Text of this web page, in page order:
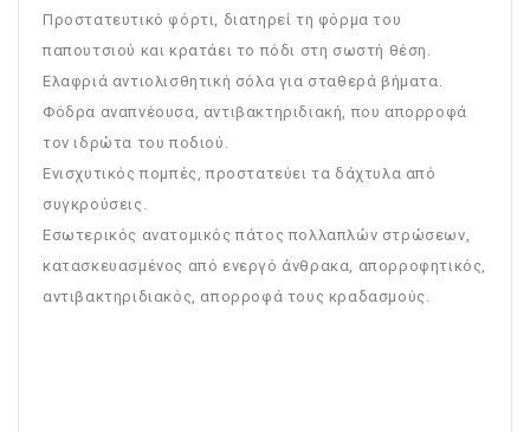
Προστατευτικό φόρτι, διατηρεί τη φόρμα του
παπουτσιού και κρατάει το πόδι στη σωστή θέση.
Ελαφριά αντιολισθητική σόλα για σταθερά βήματα.
Φόδρα αναπνέουσα, αντιβακτηριδιακή, που απορροφά
τον ιδρώτα του ποδιού.
Ενισχυτικός πομπές, προστατεύει τα δάχτυλα από
συγκρούσεις.
Εσωτερικός ανατομικός πάτος πολλαπλών στρώσεων,
κατασκευασμένος από ενεργό άνθρακα, απορροφητικός,
αντιβακτηριδιακός, απορροφά τους κραδασμούς.